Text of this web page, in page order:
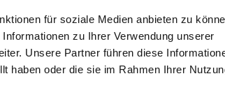
für soziale Medien anbieten zu
zu Ihrer Verwendung unserer
Unsere Partner führen diese
haben oder die sie im Rahmen Ihrer
Schneidekamm 222